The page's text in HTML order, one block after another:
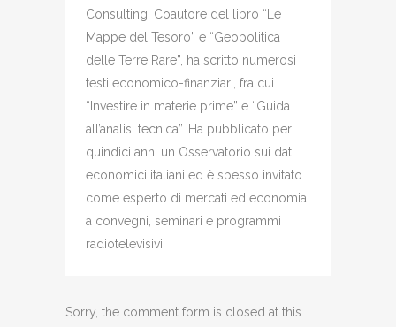
Consulting. Coautore del libro “Le
Mappe del Tesoro” e “Geopolitica
delle Terre Rare”, ha scritto numerosi
testi economico-finanziari, fra cui
“Investire in materie prime” e “Guida
all’analisi tecnica”. Ha pubblicato per
quindici anni un Osservatorio sui dati
economici italiani ed è spesso invitato
come esperto di mercati ed economia
a convegni, seminari e programmi
radiotelevisivi.
Sorry, the comment form is closed at this